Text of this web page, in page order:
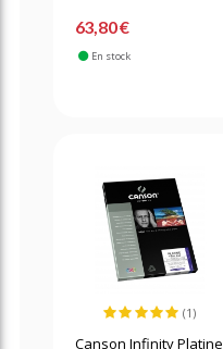
63,80 €
En stock
(1)
Canson Infinity Platine